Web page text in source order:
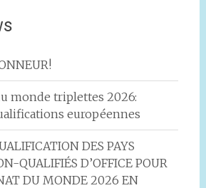
monde triplettes 2026:
européennes
DES PAYS
QUALIFIÉS D’OFFICE POUR
DU MONDE 2026 EN